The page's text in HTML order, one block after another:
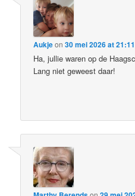
Aukjeon30 mei 2026 at 21:11
Ha, jullie waren op de
Lang niet geweest daar!